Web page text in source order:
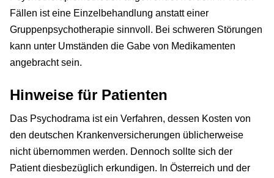
Fällen ist eine Einzelbehandlung anstatt einer
Gruppenpsychotherapie sinnvoll. Bei schweren Störungen
kann unter Umständen die Gabe von Medikamenten
angebracht sein.
Hinweise für Patienten
Das Psychodrama ist ein Verfahren, dessen Kosten von
den deutschen Krankenversicherungen üblicherweise
nicht übernommen werden. Dennoch sollte sich der
Patient diesbezüglich erkundigen. In Österreich und der